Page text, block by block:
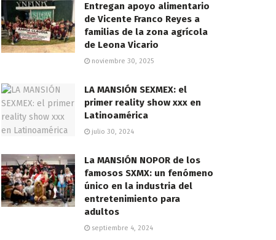
Entregan apoyo alimentario
de Vicente Franco Reyes a
familias de la zona agrícola
de Leona Vicario
noviembre 30, 2025
LA MANSIÓN SEXMEX: el
primer reality show xxx en
Latinoamérica
julio 30, 2024
La MANSIÓN NOPOR de los
famosos SXMX: un fenómeno
único en la industria del
entretenimiento para
adultos
septiembre 4, 2024